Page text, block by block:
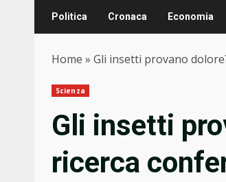
Politica Cronaca Economia
Home » Gli insetti provano
Scienza
Gli insetti
ricerca